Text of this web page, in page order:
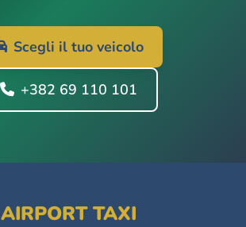
Scegli il tuo veicolo
+382 69 110 101
AIRPORT TAXI